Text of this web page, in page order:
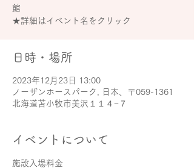
館
★詳細はイベント名をクリック
日時・場所
2023年12月23日 13:00
ノーザンホースパーク, 日本、〒059-1361
北海道苫小牧市美沢１１４−７
イベントについて
施設入場料金